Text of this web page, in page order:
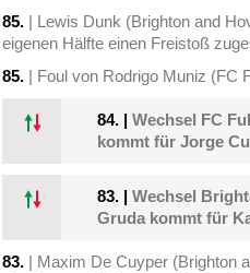
85. | Lewis Dunk (Brighton and
eigenen Hälfte einen Freistoß
85. | Foul von Rodrigo Muniz (FC
84. |Wechsel FC
kommt für Jorge
83. |Wechsel
Gruda kommt für
83. | Maxim De Cuyper (Brighton